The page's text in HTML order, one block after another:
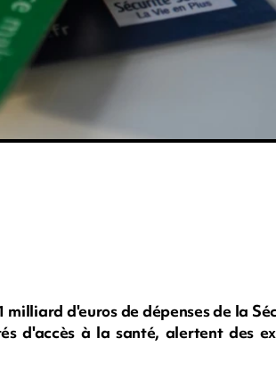
d'euros de dépenses de la
d'accès à la santé, alertent des